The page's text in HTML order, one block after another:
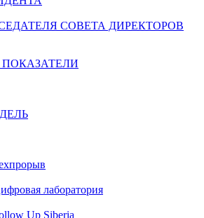
СОВЕТА ДИРЕКТОРОВ
лаборатория
Up Siberia